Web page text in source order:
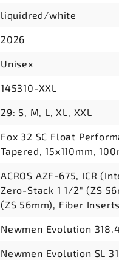
liquidred/white
2026
Unisex
145310-XXL
29: S, M, L, XL, XXL
Fox 32 SC Float
Tapered, 15x110mm,
ACROS AZF-675, ICR
Zero-Stack 1 1/2" (ZS
(ZS 56mm), Fiber
Newmen Evolution
Newmen Evolution SL